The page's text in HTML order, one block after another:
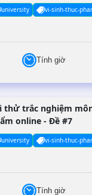
university vi-sinh-thuc-
Tính giờ
thử trắc nghiệm
online - Đề #7
university vi-sinh-thuc-
Tính giờ